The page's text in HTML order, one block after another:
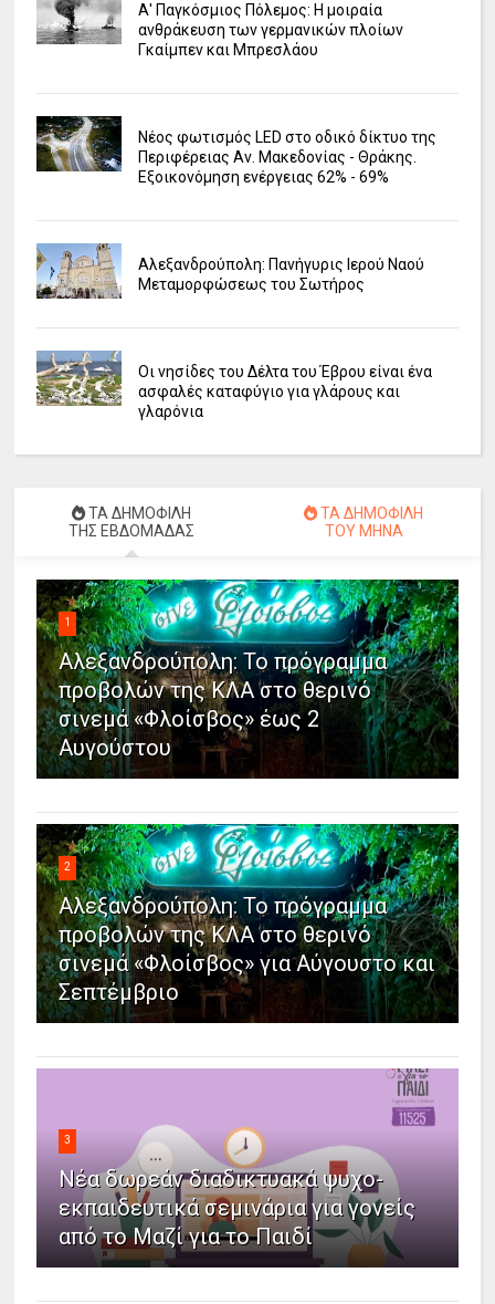
Α' Παγκόσμιος Πόλεμος: Η μοιραία
ανθράκευση των γερμανικών πλοίων
Γκαίμπεν και Μπρεσλάου
Νέος φωτισμός LED στο οδικό δίκτυο της
Περιφέρειας Αν. Μακεδονίας - Θράκης.
Εξοικονόμηση ενέργειας 62% - 69%
Αλεξανδρούπολη: Πανήγυρις Ιερού Ναού
Μεταμορφώσεως του Σωτήρος
Οι νησίδες του Δέλτα του Έβρου είναι ένα
ασφαλές καταφύγιο για γλάρους και
γλαρόνια
ΤΑ ΔΗΜΟΦΙΛΗ
ΤΗΣ ΕΒΔΟΜΑΔΑΣ
ΤΑ ΔΗΜΟΦΙΛΗ
ΤΟΥ ΜΗΝΑ
1
Αλεξανδρούπολη: Το πρόγραμμα
προβολών της ΚΛΑ στο θερινό
σινεμά «Φλοίσβος» έως 2
Αυγούστου
2
Αλεξανδρούπολη: Το πρόγραμμα
προβολών της ΚΛΑ στο θερινό
σινεμά «Φλοίσβος» για Αύγουστο και
Σεπτέμβριο
3
Νέα δωρεάν διαδικτυακά ψυχο-
εκπαιδευτικά σεμινάρια για γονείς
από το Μαζί για το Παιδί